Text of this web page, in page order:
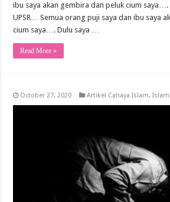
ibu saya akan gembira dan peluk cium saya….
UPSR… Semua orang puji saya dan ibu saya
cium saya…. Dulu saya …
Read More »
October 27, 2020 Artikel Cahaya Islam,Islam